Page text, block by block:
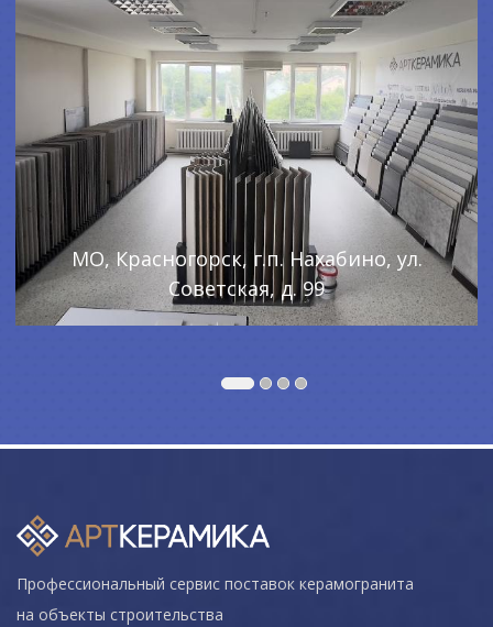
МО, Красногорск, г.п. Нахабино, ул.
Советская, д. 99
Профессиональный сервис поставок керамогранита
на объекты строительства